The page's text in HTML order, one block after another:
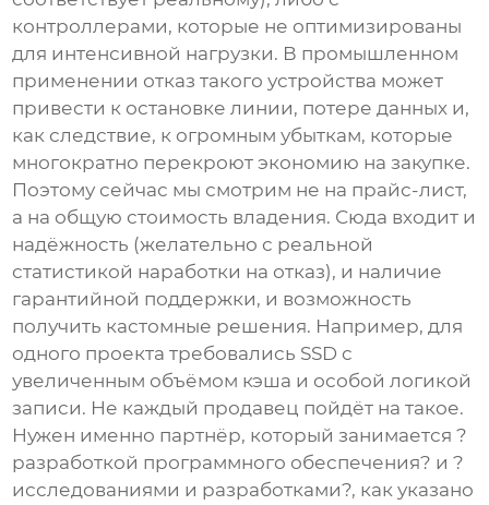
контроллерами, которые не оптимизированы
для интенсивной нагрузки. В промышленном
применении отказ такого устройства может
привести к остановке линии, потере данных и,
как следствие, к огромным убыткам, которые
многократно перекроют экономию на закупке.
Поэтому сейчас мы смотрим не на прайс-лист,
а на общую стоимость владения. Сюда входит и
надёжность (желательно с реальной
статистикой наработки на отказ), и наличие
гарантийной поддержки, и возможность
получить кастомные решения. Например, для
одного проекта требовались SSD с
увеличенным объёмом кэша и особой логикой
записи. Не каждый продавец пойдёт на такое.
Нужен именно партнёр, который занимается ?
разработкой программного обеспечения? и ?
исследованиями и разработками?, как указано